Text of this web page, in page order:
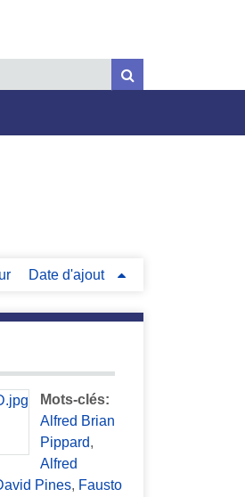
Date d'ajout
Mots-clés:
Alfred Brian
Pippard,
Alfred
Pines, Fausto